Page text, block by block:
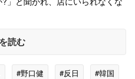
読む
#野口健 #反日
#韓国